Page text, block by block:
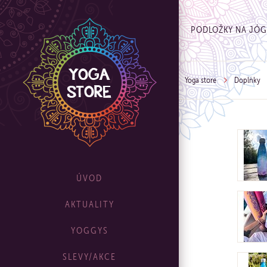
ÚVOD
AKTUALITY
YOGGYS
SLEVY/AKCE
PODLOŽKY NA
Yoga store Doplňky